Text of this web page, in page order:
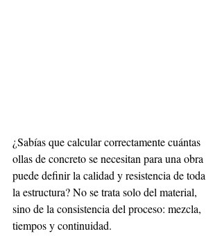
¿Sabías que calcular correctamente cuántas
ollas de concreto se necesitan para una obra
puede definir la calidad y resistencia de toda
la estructura? No se trata solo del material,
sino de la consistencia del proceso: mezcla,
tiempos y continuidad.